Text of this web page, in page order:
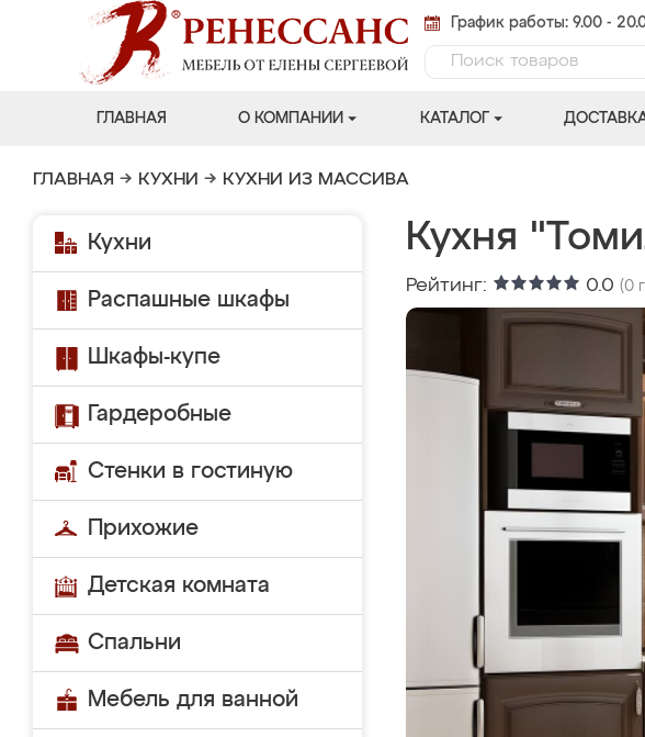
График работы: 9.00 -
ГЛАВНАЯ О КОМПАНИИ КАТАЛОГ
ГЛАВНАЯ → КУХНИ → КУХНИ ИЗ МАССИВА
Кухни
Распашные шкафы
Шкафы-купе
Гардеробные
Стенки в гостиную
Прихожие
Детская комната
Спальни
Мебель для ванной
Кухня
Рейтинг: 0.0 (0